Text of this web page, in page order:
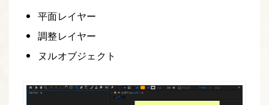
平面レイヤー
調整レイヤー
ヌルオブジェクト